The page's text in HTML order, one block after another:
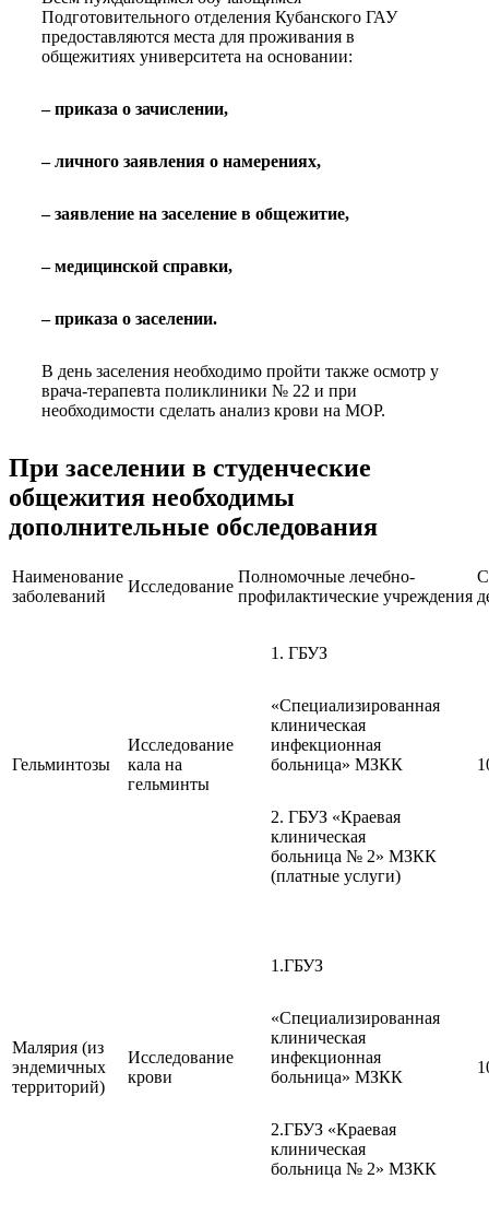
Подготовительного отделения Кубанского ГАУ
предоставляются места для проживания в
общежитиях университета на основании:
– приказа о зачислении,
– личного заявления о намерениях,
– заявление на заселение в общежитие,
– медицинской справки,
– приказа о заселении.
В день заселения необходимо пройти также осмотр у
врача-терапевта поликлиники № 22 и при
необходимости сделать анализ крови на МОР.
При заселении в студенческие
общежития необходимы
дополнительные обследования
Наименование
заболеваний
Исследование
Полномочные лечебно-
профилактические учреждения
Гельминтозы
Исследование
кала на
гельминты
1. ГБУЗ
«Специализированная
клиническая
инфекционная
больница» МЗКК
2. ГБУЗ «Краевая
клиническая
больница № 2» МЗКК
(платные услуги)
Малярия (из
эндемичных
территорий)
Исследование
крови
1.ГБУЗ
«Специализированная
клиническая
инфекционная
больница» МЗКК
2.ГБУЗ «Краевая
клиническая
больница № 2» МЗКК